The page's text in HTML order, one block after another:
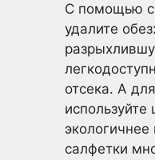
С помощью
удалите
отсека. А
используйте
экологичнее
салфетки